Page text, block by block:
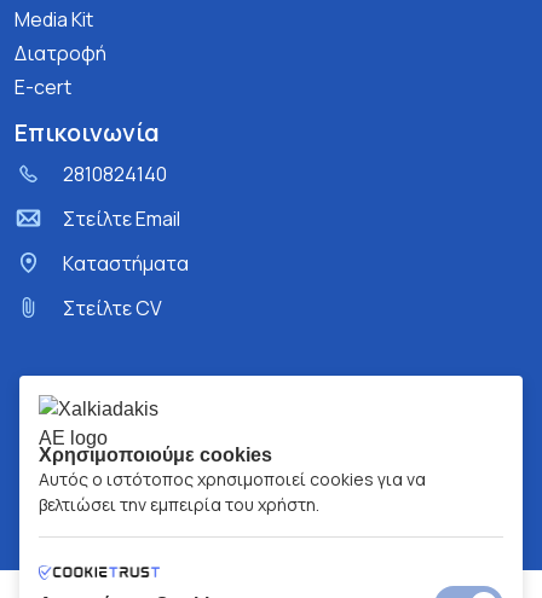
Media Kit
Διατροφή
E-cert
Επικοινωνία
2810824140
Στείλτε Email
Kαταστήματα
Στείλτε CV
Χρησιμοποιούμε cookies
Αυτός ο ιστότοπος χρησιμοποιεί cookies για να
βελτιώσει την εμπειρία του χρήστη.